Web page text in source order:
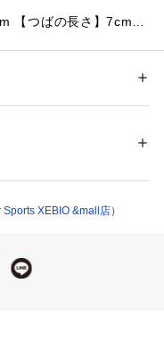
【つばの長さ】7cm
ルグラフィック刺繍が
スター付き。
す。
ーカーカラー表記と異
XEBIO &mall店）